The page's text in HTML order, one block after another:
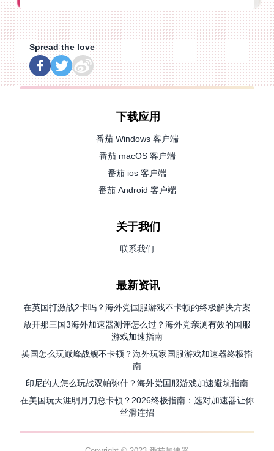
Spread the love
下载应用
番茄 Windows 客户端
番茄 macOS 客户端
番茄 ios 客户端
番茄 Android 客户端
关于我们
联系我们
最新资讯
在英国打激战2卡吗？海外党国服游戏不卡顿的终极解决方案
放开那三国3海外加速器测评怎么过？海外党亲测有效的国服
游戏加速指南
英国怎么玩巅峰战舰不卡顿？海外玩家国服游戏加速器终极指
南
印尼的人怎么玩战双帕弥什？海外党国服游戏加速避坑指南
在美国玩天涯明月刀总卡顿？2026终极指南：选对加速器让你
丝滑连招